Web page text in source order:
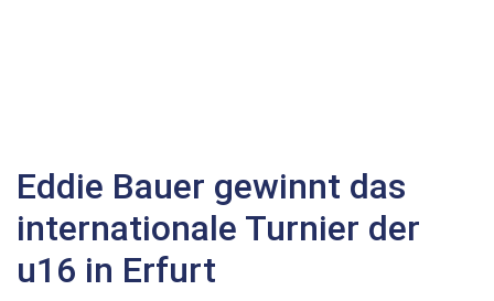
Eddie Bauer gewinnt das
internationale Turnier der
u16 in Erfurt